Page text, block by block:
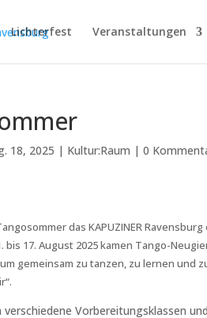
Lichterfest Veranstaltungen
18, 2025 | Kultur:Raum |0
das KAPUZINER
bis 17. August 2025 kamen Tango-
gemeinsam zu tanzen, zu lernen und
verschiedene Vorbereitungsklassen